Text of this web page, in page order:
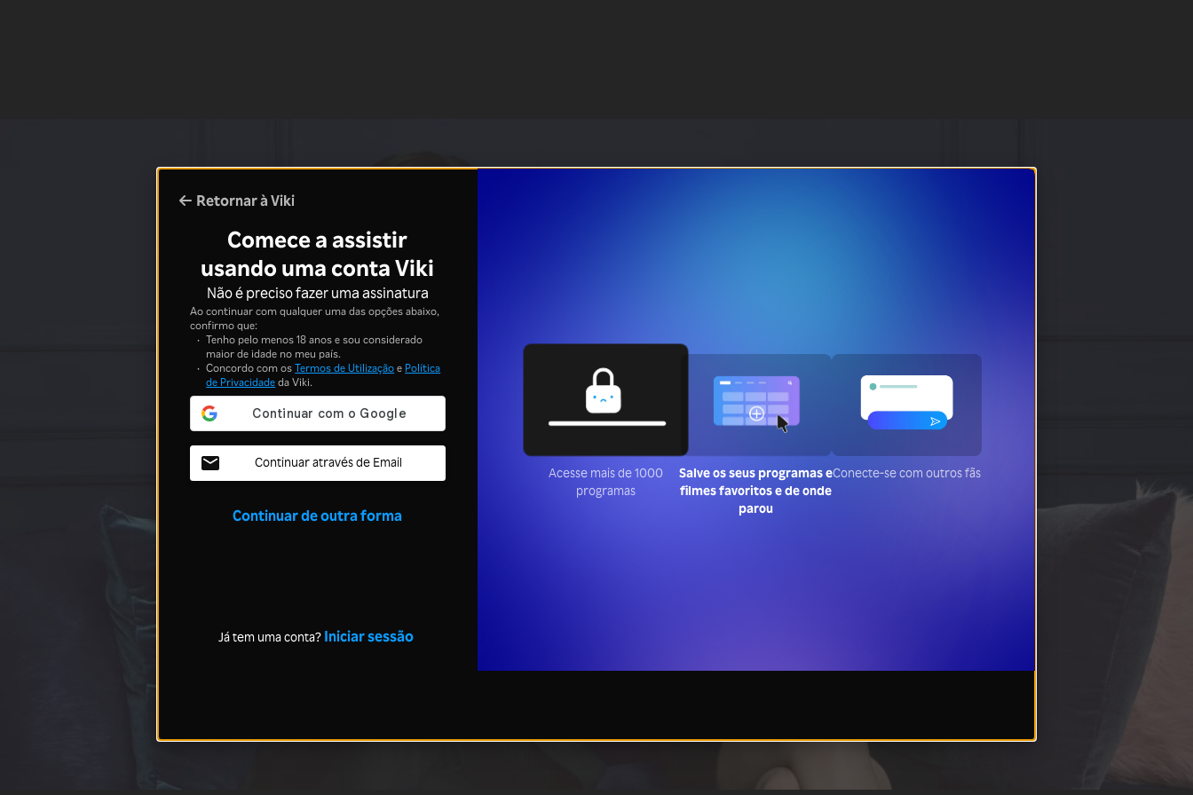
Retornar à Viki
Comece a assistir
usando uma conta Viki
Não é preciso fazer uma assinatura
Ao continuar com qualquer uma das opções abaixo,
confirmo que:
Tenho pelo menos 18 anos e sou considerado
maior de idade no meu país.
Concordo com osTermos de Utilizaçãoe Política
de Privacidadeda Viki.
Continuar através de Email
Continuar de outra forma
Já tem uma conta? Iniciar sessão
Acesse mais de 1000
programas
Salve os seus programas e
filmes favoritos e de onde
parou
Conecte-se com outros fãs